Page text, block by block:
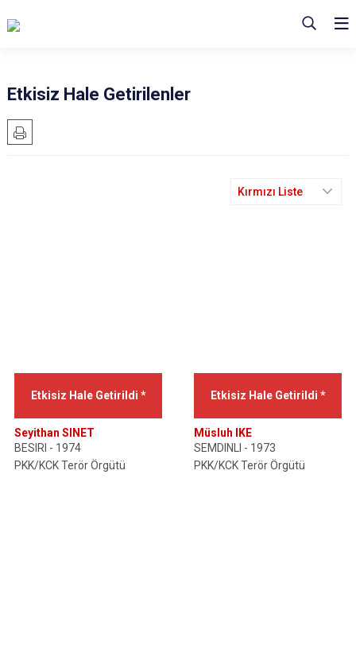
Etkisiz Hale Getirilenler
Kırmızı Liste
Etkisiz Hale Getirildi *
Seyithan SINET
BESIRI - 1974
PKK/KCK Terör Örgütü
Etkisiz Hale Getirildi *
Müsluh IKE
SEMDINLI - 1973
PKK/KCK Terör Örgütü